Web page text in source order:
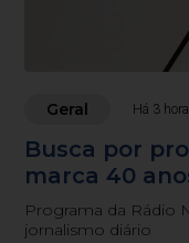
Geral Há 3
Busca por
marca 40
Programa da Rádio
jornalismo diário